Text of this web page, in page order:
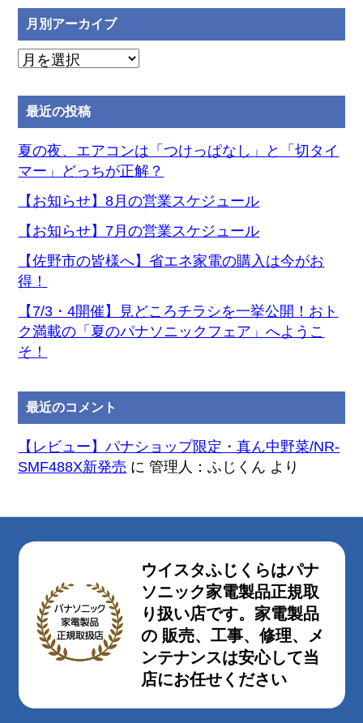
月別アーカイブ
月
ア
ー
カ
イ
ブ
最近の投稿
夏の夜、エアコンは「つけっぱなし」と「切タイ
マー」どっちが正解？
【お知らせ】8月の営業スケジュール
【お知らせ】7月の営業スケジュール
【佐野市の皆様へ】省エネ家電の購入は今がお
得！
【7/3・4開催】見どころチラシを一挙公開！おト
ク満載の「夏のパナソニックフェア」へようこ
そ！
最近のコメント
【レビュー】パナショップ限定・真ん中野菜/NR-
SMF488X新発売 に管理人：ふじくん より
ウイスタふじくらはパナ
ソニック家電製品正規取
り扱い店です。家電製品
の 販売、工事、修理、メ
ンテナンスは安心して当
店にお任せください